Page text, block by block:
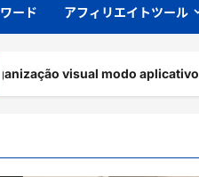
ード アフィリエイトツール
modo aplicativo em janelas